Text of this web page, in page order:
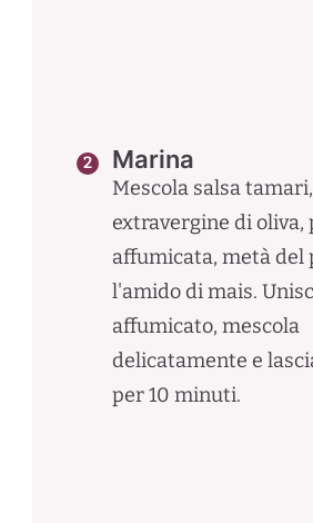
Marina
Mescola salsa
extravergine di oliva,
affumicata, metà del
l'amido di mais.
affumicato, mescola
delicatamente e
per 10 minuti.